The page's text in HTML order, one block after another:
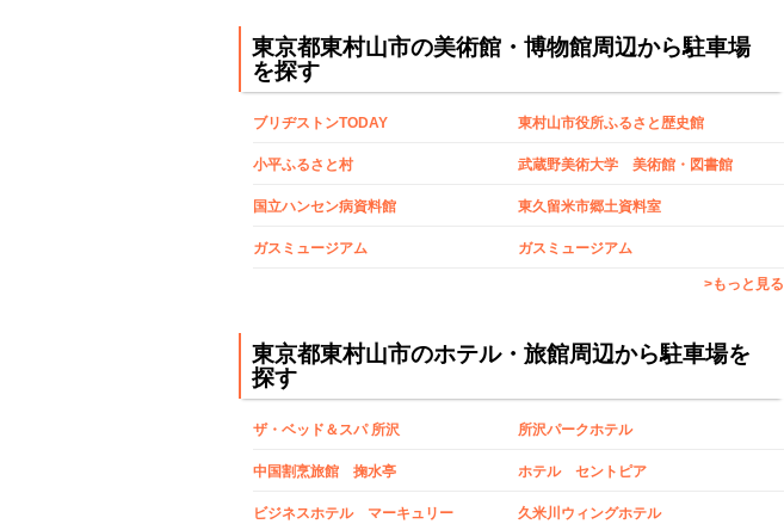
東京都東村山市の美術館・博物館周辺から駐車場
を探す
ブリヂストンTODAY 東村山市役所ふるさと歴史館
小平ふるさと村 武蔵野美術大学 美術館・図書館
国立ハンセン病資料館 東久留米市郷土資料室
ガスミュージアム ガスミュージアム
>もっと見る
東京都東村山市のホテル・旅館周辺から駐車場を
探す
ザ・ベッド＆スパ 所沢 所沢パークホテル
中国割烹旅館 掬水亭 ホテル セントピア
ビジネスホテル マーキュリー 久米川ウィングホテル